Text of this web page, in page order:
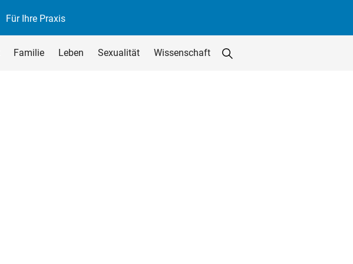
Für Ihre Praxis
Familie Leben Sexualität Wissenschaft